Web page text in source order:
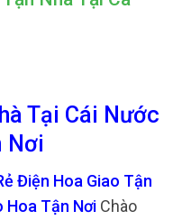
Tại Cái Nước
Nơi
Điện Hoa Giao Tận
Hoa Tận Nơi Chào